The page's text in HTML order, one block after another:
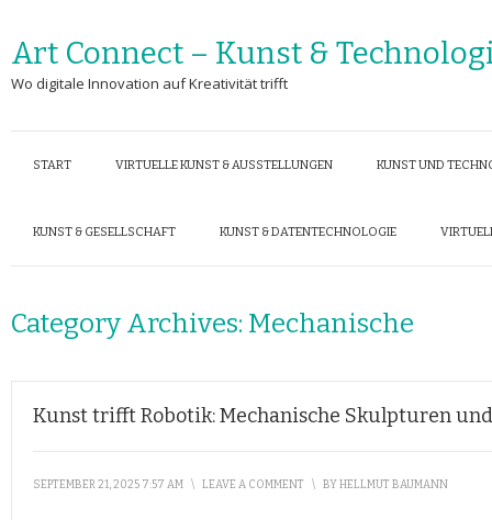
Art Connect – Kunst &
Wo digitale Innovation auf Kreativität trifft
START VIRTUELLE KUNST & AUSSTELLUNGEN KUNST UND
KUNST & GESELLSCHAFT KUNST & DATENTECHNOLOGIE
Category Archives: Mechanische
Kunst trifft Robotik: Mechanische Skulpturen
SEPTEMBER 21, 2025 7:57 AM \ LEAVE A COMMENT \ BYHELLMUT BAUMANN